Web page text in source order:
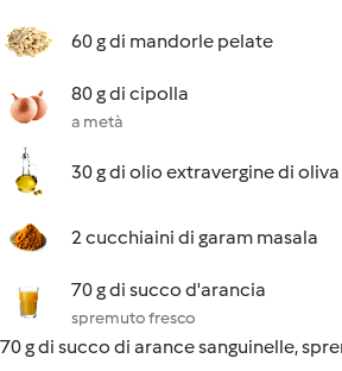
60 g di mandorle pelate
80 g di cipolla
a metà
30 g di olio extravergine di oliva
2 cucchiaini di garam masala
70 g di succo d'arancia
spremuto fresco
70 g di succo di arance sanguinelle,